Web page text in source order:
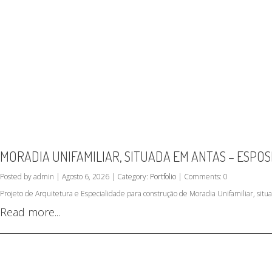
MORADIA UNIFAMILIAR, SITUADA EM ANTAS –
Posted by admin | Agosto 6, 2026 | Category: Portfolio | Comments: 0
Projeto de Arquitetura e Especialidade para construção de Moradia Unifamiliar,
Read more...